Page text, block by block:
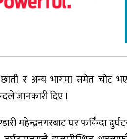
छाती र अन्य भागमा समेत चोट
जानकारी दिए ।
महेन्द्रनगरबाट घर फर्किँदा